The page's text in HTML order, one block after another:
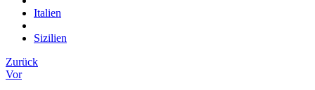
Italien
Sizilien
Zurück
Vor